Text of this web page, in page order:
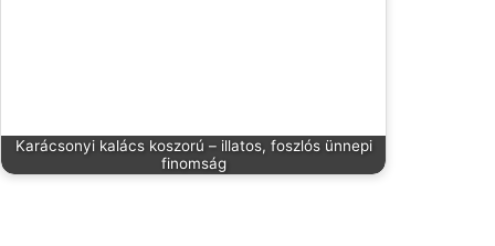
Karácsonyi kalács koszorú – illatos, foszlós ünnepi
finomság